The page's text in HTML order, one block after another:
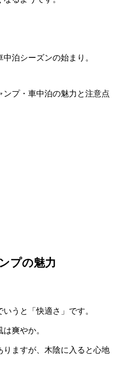
泊シーズンの始まり。
ンプ・車中泊の魅力と注意点
プの魅力
うと「快適さ」です。
爽やか。
りますが、木陰に入ると心地